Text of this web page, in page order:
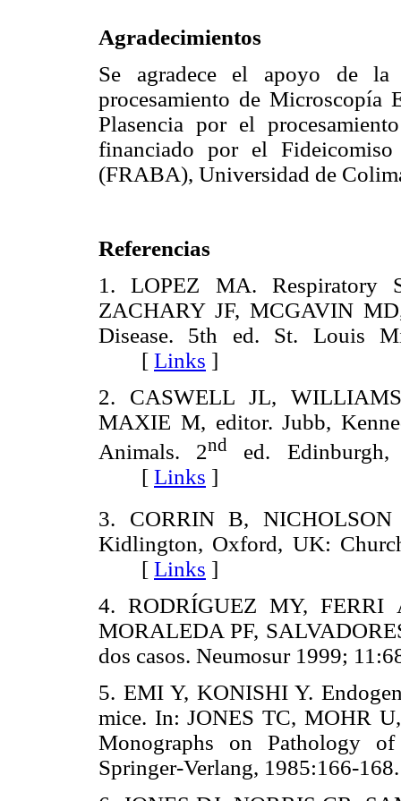
Agradecimientos
Se agradece el apoyo de
procesamiento de
Plasencia por el
financiado por el
(FRABA), Universidad de
Referencias
1. LOPEZ MA. Respiratory
ZACHARY JF, MCGAVIN
Disease. 5th ed. St. Louis
[ Links ]
2. CASWELL JL,
MAXIE M, editor. Jubb,
Animals. 2nd
ed. Edinburgh,
[ Links ]
3. CORRIN B,
Kidlington, Oxford, UK:
[ Links ]
4. RODRÍGUEZ MY, FERRI
MORALEDA PF,
dos casos. Neumosur 1999;
5. EMI Y, KONISHI Y.
mice. In: JONES TC, MOHR
Monographs on Pathology
Springer-Verlang,